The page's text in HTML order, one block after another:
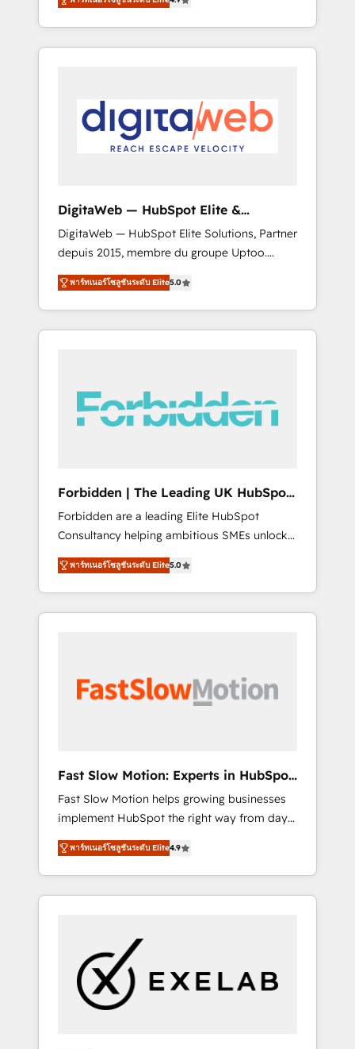
industries. With 150+ HubSpot-certified
experts, we deliver scalable solutions to
complex GTM and RevOps challenges. Our
smooth setup tailored to your GTM motion.
🔹 Migrations: Move from other CRMs to
HubSpot without data loss or downtime. 🔹
stack for better adoption. 🔹 Custom
Solutions: Build tailored apps, workflows, and
configurations. We are SOC 2 Type II and ISO
27001 certified, reinforcing our commitment
to data security and compliance. At
OneMetric, we help revenue teams focus on
the OneMetric that matters most: revenue.
DigitaWeb — HubSpot Elite &
Intégrations ERP
DigitaWeb — HubSpot Elite Solutions, Partner
depuis 2015, membre du groupe Uptoo.
Nous aidons les ETI et PME B2B à unifier
Marketing, Ventes et Service sur HubSpot
grâce à la Revenue Architecture : alignement
des équipes, pipeline prévisible, croissance
Shopify, Oneflow. 💻 Développements
custom : CRM UI Extensions (React),
B2B, Immobilier, Viticulture, Finance. 🚀 Nos
livrables : migration sécurisée,
implémentation Marketing + Sales + Service
Hub, synchronisation ERP ↔ HubSpot temps
réel, formation équipes. 🏆 +350 projets
livrés. Accrédités HubSpot CRM
Implementation, Data Migration & Custom
พาร์ทเนอร์โซลูชันระดับ Elite5.0
Forbidden | The Leading UK HubSpot
Consultancy
Forbidden are a leading Elite HubSpot
Consultancy helping ambitious SMEs unlock
the full potential of HubSpot. Too many
businesses invest in HubSpot but never see
the ROI they expected due to poor adoption,
messy data, and disconnected teams getting
so it actually drives revenue, not just reports
reporting - Workflow automation and data
clean-up - Sales enablement and team
training - Ongoing optimisation and RevOps
support Based in Leeds and London, we
partner with SMEs across the UK who are
ready to turn HubSpot into the growth
engine it’s meant to be.
พาร์ทเนอร์โซลูชันระดับ Elite5.0
Fast Slow Motion: Experts in HubSpot
& Salesforce
Fast Slow Motion helps growing businesses
implement HubSpot the right way from day
one — with the flexibility to scale as
complexity increases. Highly certified in both
HubSpot and Salesforce, we bring deep
experience in CRM implementation,
growing mid-market and enterprise
organizations, our team combines strong
technical execution with real business
perspective. Many of our consultants have
พาร์ทเนอร์โซลูชันระดับ Elite4.9